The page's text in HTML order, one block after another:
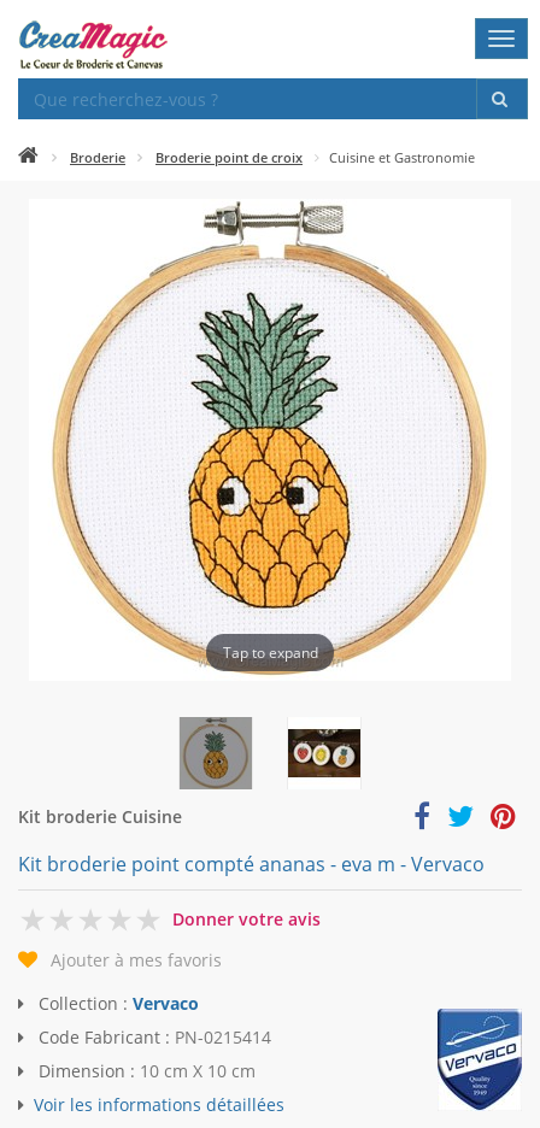
Broderie Broderie point de croix Cuisine et Gastronomie
Tap to expand
Kit broderie Cuisine
Kit broderie point compté ananas - eva m - Vervaco
0
Donner votre avis
Ajouter à mes favoris
Collection : Vervaco
Code Fabricant : PN-0215414
Dimension : 10 cm X 10 cm
Voir les informations détaillées